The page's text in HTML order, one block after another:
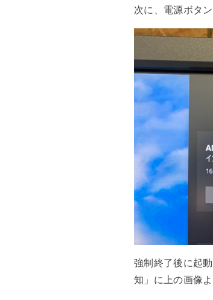
次に、電源ボタ
強制終了後に起
知」に上の画像